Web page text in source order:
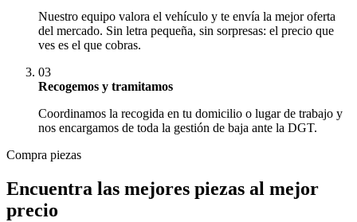
Nuestro equipo valora el vehículo y te envía la mejor oferta
del mercado. Sin letra pequeña, sin sorpresas: el precio que
ves es el que cobras.
03
Recogemos y tramitamos
Coordinamos la recogida en tu domicilio o lugar de trabajo y
nos encargamos de toda la gestión de baja ante la DGT.
Compra piezas
Encuentra las mejores piezas al mejor
precio